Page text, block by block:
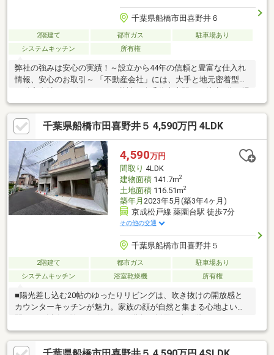
千葉県船橋市田喜野井６
2階建て 都市ガス
駐車場あり
システムキッチン
所有権
弊社の強みは安心の実績！～設立から44年の信頼と豊富な仕入れ
情報、安心のお取引～ 「不動産会社」には、大手と地元密着型の
所に拠点を構え、設立44年の実績を誇る地元の不動産会社です。
地元の地主様との直接の取引やご紹介を通じて、豊富な仕入れ案
件を取り扱っております。たとえ現時点でご希望の不動産が市場
に出ていなくても、ぜひ一度ご相談ください。ご希望に近い物件
の仕入れ情報が入り次第、最優先でご案内させていただきます。
また、長年の地域密着の実績により、無理な営業は一切いたしま
せんのでご安心ください。ぜひお気軽にお問い合わせください。
千葉県船橋市田喜野井５ 4,590万円 4LDK
4,590万円
間取り 4LDK
建物面積141.7m2
土地面積116.51m2
築年月 2023年5月(築3年4ヶ月)
京成松戸線 薬園台駅 徒歩7分
その他の交通
千葉県船橋市田喜野井５
2階建て 都市ガス
駐車場あり
システムキッチン
浴室乾燥機 所有権
■陽光差し込む20帖のゆったりリビングは、吹き抜けの開放感と
カウンターキッチンが魅力。家族の顔が自然と集まる心地よい空
を感じながら、家族の絆も深まります■リビング横には、くつろ
ぎの和室スペースをご用意。客間やお子様の遊び場としても活躍